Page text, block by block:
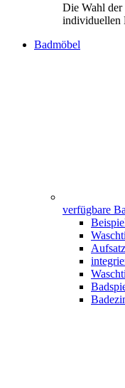
Die Wahl der
individuellen
Badmöbel
verfügbare